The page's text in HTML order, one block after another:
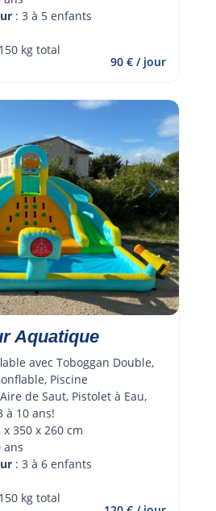
: 3 à 5 enfants
kg total
90 € / jour
Aquatique
avec Toboggan Double,
Piscine
de Saut, Pistolet à Eau,
à 10 ans!
350 x 260 cm
ans
: 3 à 6 enfants
kg total